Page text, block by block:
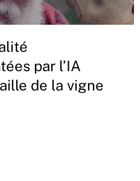
par l’IA
de la vigne